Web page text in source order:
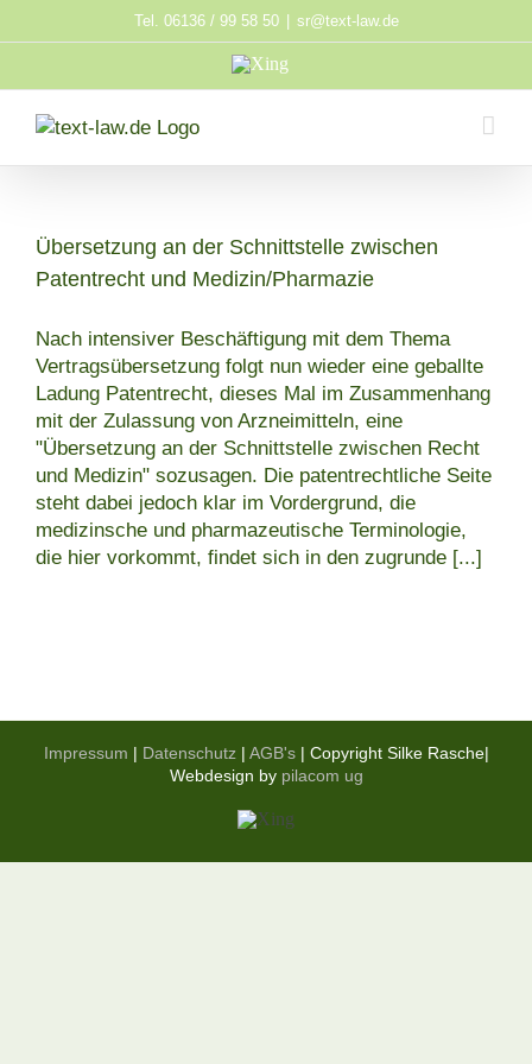
Inhalt
Tel. 06136 / 99 58 50 sr@text-law.de
Xing
Übersetzung an der Schnittstelle zwischen
Patentrecht und Medizin/Pharmazie
Nach intensiver Beschäftigung mit dem Thema
Vertragsübersetzung folgt nun wieder eine geballte
Ladung Patentrecht, dieses Mal im Zusammenhang
mit der Zulassung von Arzneimitteln, eine
"Übersetzung an der Schnittstelle zwischen Recht
und Medizin" sozusagen. Die patentrechtliche Seite
steht dabei jedoch klar im Vordergrund, die
medizinsche und pharmazeutische Terminologie,
die hier vorkommt, findet sich in den zugrunde [...]
Impressum | Datenschutz| AGB's| Copyright Silke Rasche|
Webdesign by pilacom ug
Xing